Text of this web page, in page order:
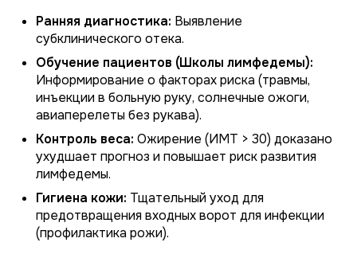
Ранняя диагностика: Выявление
субклинического отека.
Обучение пациентов (Школы лимфедемы):
Информирование о факторах риска (травмы,
инъекции в больную руку, солнечные ожоги,
авиаперелеты без рукава).
Контроль веса: Ожирение (ИМТ > 30) доказано
ухудшает прогноз и повышает риск развития
лимфедемы.
Гигиена кожи: Тщательный уход для
предотвращения входных ворот для инфекции
(профилактика рожи).